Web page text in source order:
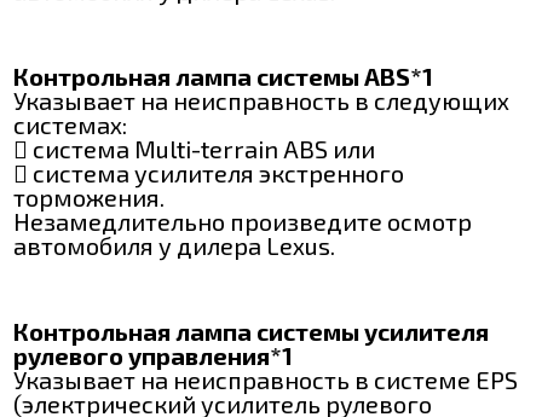
Контрольная лампа системы ABS*1
Указывает на неисправность в следующих
системах:
 система Multi-terrain ABS или
 система усилителя экстренного
торможения.
Незамедлительно произведите осмотр
автомобиля у дилера Lexus.
Контрольная лампа системы усилителя
рулевого управления*1
Указывает на неисправность в системе EPS
(электрический усилитель рулевого